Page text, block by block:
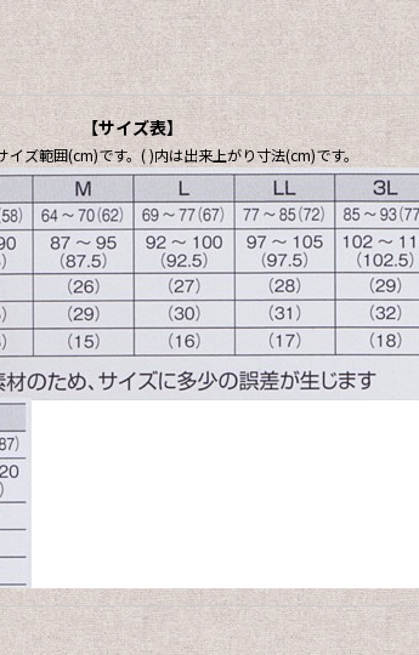
【サイズ表】
ズ範囲(cm)です。( )内は出来上がり寸法(cm)です。